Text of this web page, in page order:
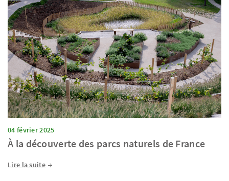
04 février 2025
À la découverte des parcs naturels de France
Lire la suite